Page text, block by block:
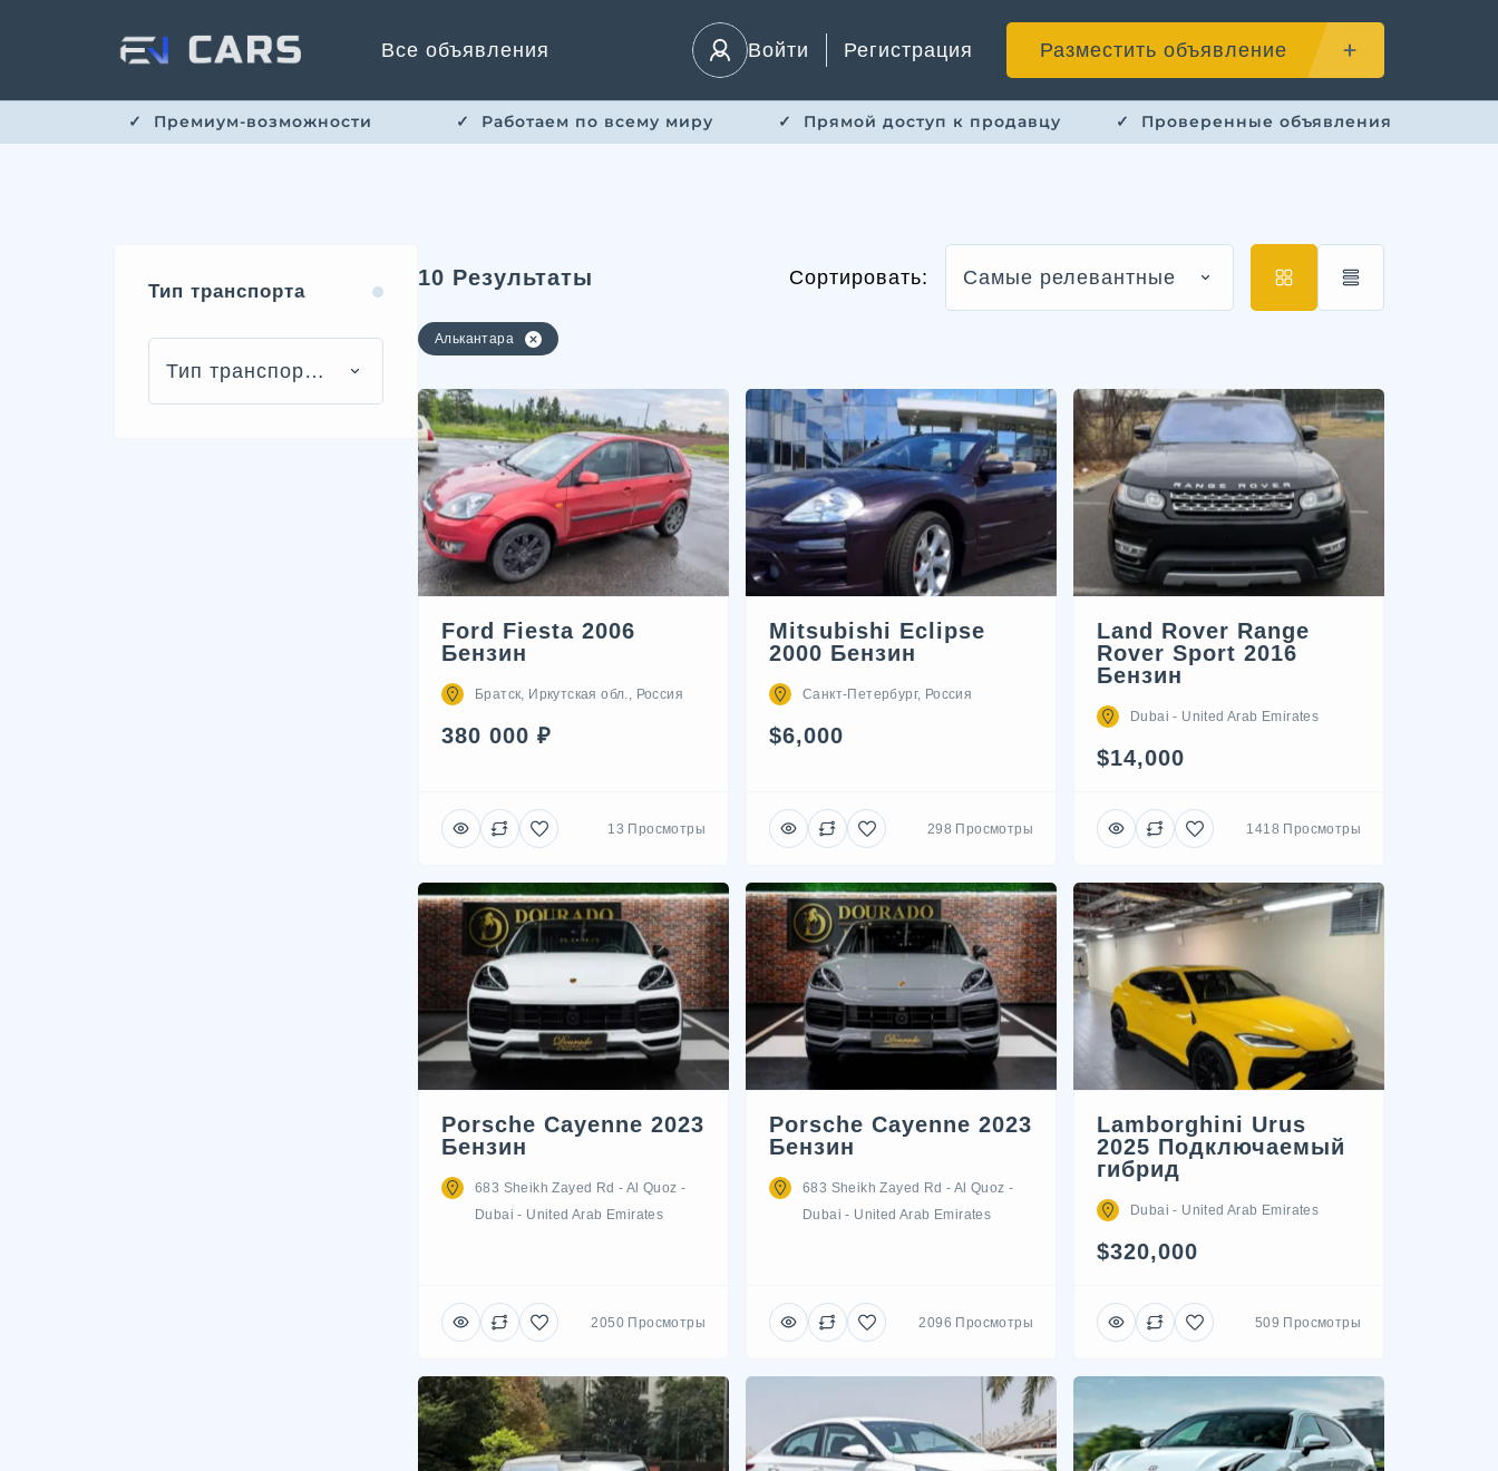
Все объявления Войти Регистрация Разместить объявление
✓ ​​ Премиум-возможности ✓ ​ Работаем по всему миру ✓ ​ Прямой доступ к продавцу ✓ ​ Проверенные объявления
Тип транспорта
Тип транспорта
10 Результаты Сортировать: Самые релевантные
Алькантара
Ford Fiesta 2006
Бензин
Братск, Иркутская обл., Россия
380 000 ₽
13 Просмотры
Mitsubishi Eclipse
2000 Бензин
Санкт-Петербург, Россия
$6,000
298 Просмотры
Land Rover Range
Rover Sport 2016
Бензин
Dubai - United Arab Emirates
$14,000
1418 Просмотры
Porsche Cayenne 2023
Бензин
683 Sheikh Zayed Rd - Al Quoz -
Dubai - United Arab Emirates
2050 Просмотры
Porsche Cayenne 2023
Бензин
683 Sheikh Zayed Rd - Al Quoz -
Dubai - United Arab Emirates
2096 Просмотры
Lamborghini Urus
2025 Подключаемый
гибрид
Dubai - United Arab Emirates
$320,000
509 Просмотры